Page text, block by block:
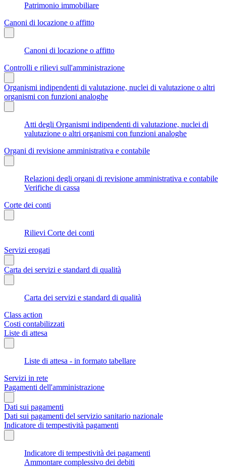
Patrimonio immobiliare
Canoni di locazione o affitto
Canoni di locazione o affitto
Controlli e rilievi sull'amministrazione
Organismi indipendenti di valutazione, nuclei di valutazione o altri
organismi con funzioni analoghe
Atti degli Organismi indipendenti di valutazione, nuclei di
valutazione o altri organismi con funzioni analoghe
Organi di revisione amministrativa e contabile
Relazioni degli organi di revisione amministrativa e contabile
Verifiche di cassa
Corte dei conti
Rilievi Corte dei conti
Servizi erogati
Carta dei servizi e standard di qualità
Carta dei servizi e standard di qualità
Class action
Costi contabilizzati
Liste di attesa
Liste di attesa - in formato tabellare
Servizi in rete
Pagamenti dell'amministrazione
Dati sui pagamenti
Dati sui pagamenti del servizio sanitario nazionale
Indicatore di tempestività pagamenti
Indicatore di tempestività dei pagamenti
Ammontare complessivo dei debiti